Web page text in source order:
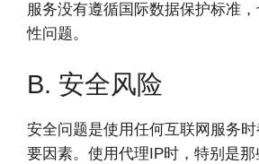
服务没有遵循国际数据保护标准
性问题。
B. 安全风险
安全问题是使用任何互联网服务
要因素。使用代理IP时，特别是